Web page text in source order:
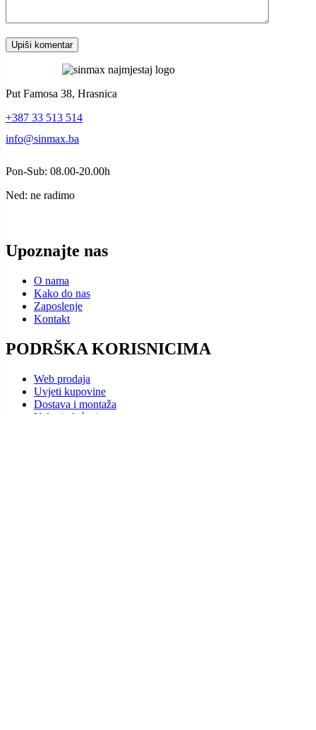
Put Famosa 38, Hrasnica
+387 33 513 514
info@sinmax.ba
Pon-Sub: 08.00-20.00h
Ned: ne radimo
Upoznajte nas
O nama
Kako do nas
Zaposlenje
Kontakt
PODRŠKA KORISNICIMA
Web prodaja
Uvjeti kupovine
Dostava i montaža
Uslovi plaćanja